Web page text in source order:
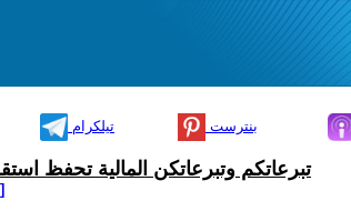
تيلكرام بنترست
تبرعاتكم وتبرعاتكن المالية تحفظ